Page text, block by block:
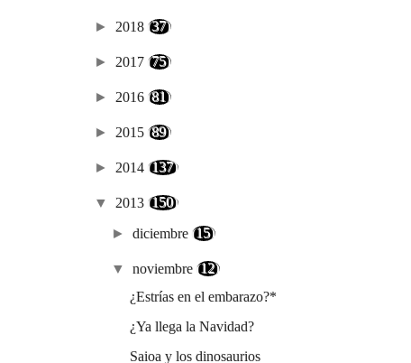
► 2018 (37)
► 2017 (75)
► 2016 (81)
► 2015 (89)
► 2014 (137)
▼ 2013 (150)
►diciembre (15)
▼noviembre (12)
¿Estrías en el embarazo?*
¿Ya llega la Navidad?
Saioa y los dinosaurios